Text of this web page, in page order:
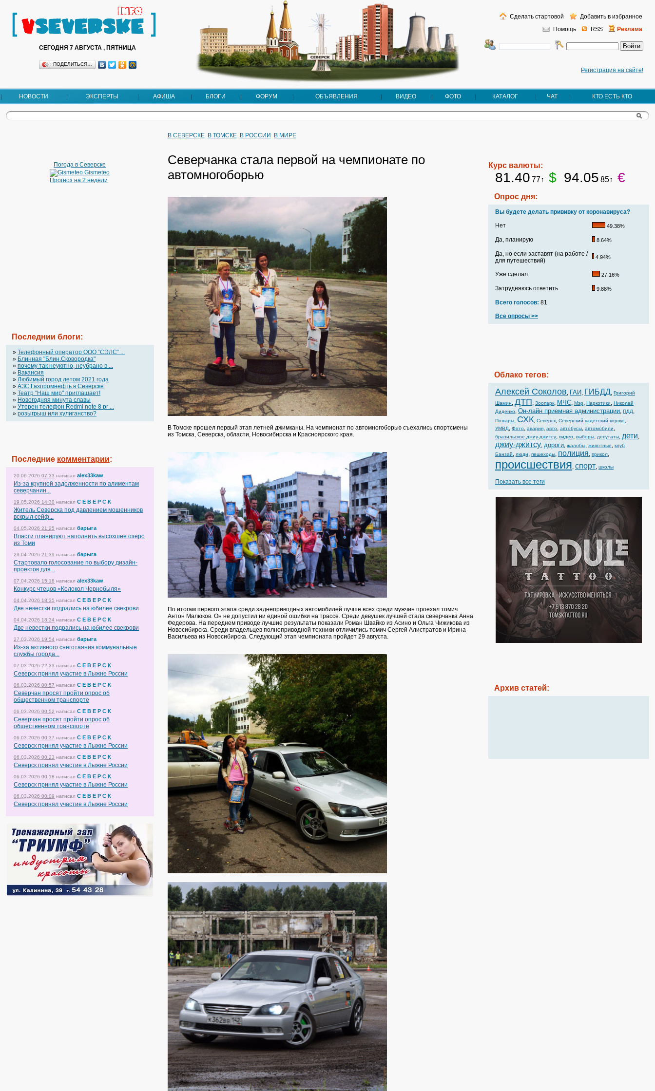
СЕГОДНЯ 7 АВГУСТА , ПЯТНИЦА
ПОДЕЛИТЬСЯ…
Регистрация на сайте!
Помощь RSS Реклама
Сделать стартовой Добавить в избранное
НОВОСТИ ЭКСПЕРТЫ АФИША БЛОГИ ФОРУМ ОБЪЯВЛЕНИЯ ВИДЕО ФОТО КАТАЛОГ ЧАТ КТО ЕСТЬ КТО
Погода в Северске
Gismeteo
Прогноз на 2 недели
Последнии блоги:
» Телефонный оператор OOO “СЭЛС” ...
» Блинная "Блин.Сковородка"
» почему так неуютно, неубрано в ...
» Вакансия
» Любимый город летом 2021 года
» АЗС Газпромнефть в Северске
» Театр "Наш мир" приглашает!
» Новогодняя минута славы
» Утерен телефон Redmi note 8 pr ...
» розыгрыш или хулиганство?
Последние комментарии:
20.06.2026 07:33 написал alex33kaw
Из-за крупной задолженности по алиментам
северчанин...
19.05.2026 14:30 написал С Е В Е Р С К
Житель Северска под давлением мошенников
вскрыл сейф...
04.05.2026 21:25 написал барыга
Власти планируют наполнить высохшее озеро
из Томи
23.04.2026 21:39 написал барыга
Стартовало голосование по выбору дизайн-
проектов для...
07.04.2026 15:18 написал alex33kaw
Конкурс чтецов «Колокол Чернобыля»
04.04.2026 18:35 написал С Е В Е Р С К
Две невестки подрались на юбилее свекрови
04.04.2026 18:34 написал С Е В Е Р С К
Две невестки подрались на юбилее свекрови
27.03.2026 19:54 написал барыга
Из-за активного снеготаяния коммунальные
службы города...
07.03.2026 22:33 написал С Е В Е Р С К
Северск принял участие в Лыжне России
06.03.2026 00:57 написал С Е В Е Р С К
Северчан просят пройти опрос об
общественном транспорте
06.03.2026 00:52 написал С Е В Е Р С К
Северчан просят пройти опрос об
общественном транспорте
06.03.2026 00:37 написал С Е В Е Р С К
Северск принял участие в Лыжне России
06.03.2026 00:23 написал С Е В Е Р С К
Северск принял участие в Лыжне России
06.03.2026 00:18 написал С Е В Е Р С К
Северск принял участие в Лыжне России
06.03.2026 00:09 написал С Е В Е Р С К
Северск принял участие в Лыжне России
В СЕВЕРСКЕ В ТОМСКЕ В РОССИИ В МИРЕ
Северчанка стала первой на чемпионате по
автомногоборью
В Томске прошел первый этап летней джимканы. На чемпионат по автомногоборью съехались спортсмены
из Томска, Северска, области, Новосибирска и Красноярского края.
По итогам первого этапа среди заднеприводных автомобилей лучше всех среди мужчин проехал томич
Антон Малюков. Он не допустил ни единой ошибки на трассе. Среди девушек лучшей стала северчанка Анна
Федерова. На переднем приводе лучшие результаты показали Роман Швайко из Асино и Ольга Чижикова из
Новосибирска. Среди владельцев полноприводной техники отличились томич Сергей Алистратов и Ирина
Васильева из Новосибирска. Следующий этап чемпионата пройдет 29 августа.
Курс валюты:
81.40 77↑ $ 94.05 85↑ €
Опрос дня:
Вы будете делать прививку от коронавируса?
Нет
49.38%
Да, планирую 8.64%
Да, но если заставят (на работе /
для путешествий)
4.94%
Уже сделал 27.16%
Затрудняюсь ответить 9.88%
Всего голосов: 81
Все опросы >>
Облако тегов:
Алексей Соколов, ГАИ, ГИБДД, Григорий
Шамин, ДТП, Зоопарк, МЧС, Мэр, Наркотики, Николай
Диденко, Он-лайн приемная администрации, ПДД,
Пожары, СХК, Северск, Северский кадетский корпус,
УМВД, Фото, авария, авто, автобусы, автомобили,
бразильское джиу-джитсу, видео, выборы, депутаты, дети,
джиу-джитсу, дороги, жалобы, животные, клуб
Банзай, люди, пешеходы, полиция, прикол,
происшествия, спорт, школы
Показать все теги
Архив статей: